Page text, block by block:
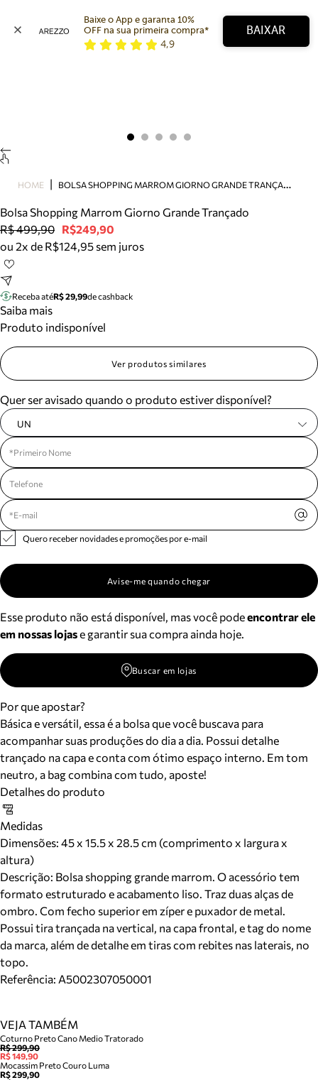
Bolsa
Tamanco
Tênis
Mule
Tire dúvidas sobre pedidos, devoluções e mais.
Meus pedidos
Acompanhe seus pedidos e solicite devoluções.
Baixe o App e garanta 10%
OFF na sua primeira compra*
4,9
BAIXAR
HOME B
OLSA SHOPPING MARROM GIORNO GRANDE TRANÇADO
Bolsa Shopping Marrom Giorno Grande Trançado
R$ 499,90 R$249,90
ou 2x de R$124,95 sem juros
Receba atéR$ 29,99de cashback
Saiba mais
Produto indisponível
Ver produtos similares
Quer ser avisado quando o produto estiver disponível?
UN
Quero receber novidades e promoções por e-mail
Avise-me quando chegar
Esse produto não está disponível, mas você podeencontrar ele
em nossas lojase garantir sua compra ainda hoje.
Buscar em lojas
Por que apostar?
Básica e versátil, essa é a bolsa que você buscava para
acompanhar suas produções do dia a dia. Possui detalhe
trançado na capa e conta com ótimo espaço interno. Em tom
neutro, a bag combina com tudo, aposte!
Detalhes do produto
Medidas
Dimensões: 45 x 15.5 x 28.5 cm (comprimento x largura x
altura)
Descrição: Bolsa shopping grande marrom. O acessório tem
formato estruturado e acabamento liso. Traz duas alças de
ombro. Com fecho superior em zíper e puxador de metal.
Possui tira trançada na vertical, na capa frontal, e tag do nome
da marca, além de detalhe em tiras com rebites nas laterais, no
topo.
Referência: A5002307050001
VEJA TAMBÉM
Coturno Preto Cano Medio Tratorado
R$ 299,90
R$ 149,90
Mocassim Preto Couro Luma
R$ 299,90